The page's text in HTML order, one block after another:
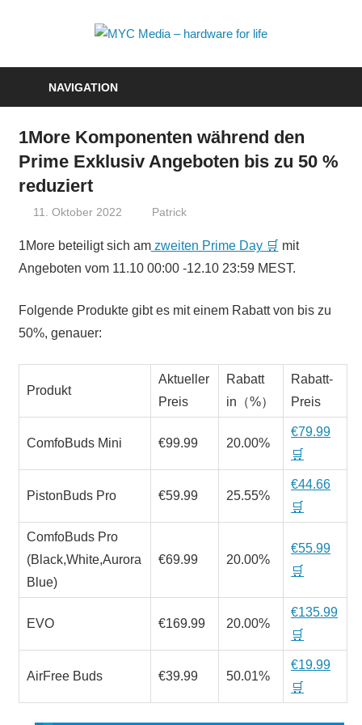
Media
–
NAVIGATION
1More Komponenten während den
Prime Exklusiv Angeboten bis zu 50 %
reduziert
11. Oktober 2022 Patrick
1More beteiligt sich amzweiten Prime Day 🛒 mit
Angeboten vom 11.10 00:00 -12.10 23:59 MEST.
Folgende Produkte gibt es mit einem Rabatt von bis zu
50%, genauer:
Produkt
Aktueller
Preis
Rabatt
in（%）
Rabatt-
Preis
ComfoBuds Mini €99.99 20.00%
€79.99
🛒
PistonBuds Pro €59.99 25.55%
€44.66
🛒
ComfoBuds Pro
(Black,White,Aurora
Blue)
€69.99 20.00%
€55.99
🛒
EVO €169.99 20.00%
€135.99
🛒
AirFree Buds €39.99 50.01%
€19.99
🛒